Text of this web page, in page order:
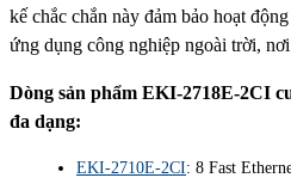
kế chắc chắn này đảm bảo hoạt
ứng dụng công nghiệp ngoài trời,
Dòng sản phẩm EKI-2718E-2CI
đa dạng:
EKI-2710E-2CI: 8 Fast